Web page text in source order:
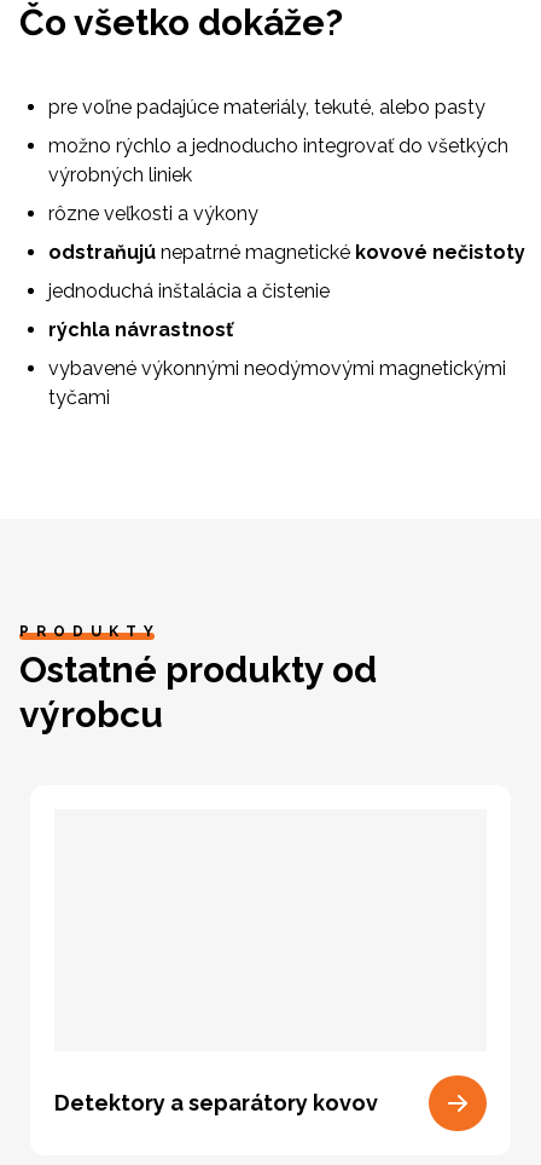
Čo všetko dokáže?
pre voľne padajúce materiály, tekuté, alebo pasty
možno rýchlo a jednoducho integrovať do všetkých
výrobných liniek
rôzne veľkosti a výkony
odstraňujú nepatrné magnetické kovové nečistoty
jednoduchá inštalácia a čistenie
rýchla návrastnosť
vybavené výkonnými neodýmovými magnetickými
tyčami
PRODUKTY
Ostatné produkty od
výrobcu
Detektory a separátory kovov